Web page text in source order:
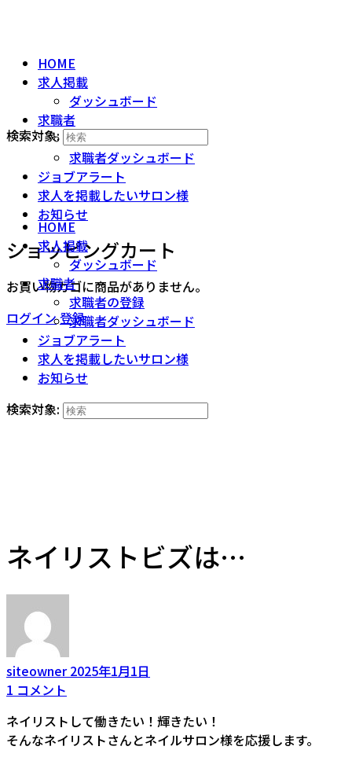
HOME
求人掲載
ダッシュボード
求職者
求職者の登録
求職者ダッシュボード
ジョブアラート
求人を掲載したいサロン様
お知らせ
ショッピングカート
お買い物カゴに商品がありません。
ログイン登録
検索対象:
HOME
求人掲載
ダッシュボード
求職者
求職者の登録
求職者ダッシュボード
ジョブアラート
求人を掲載したいサロン様
お知らせ
検索対象:
ネイリストビズは…
siteowner2025年1月1日
1 コメント
ネイリストして働きたい！輝きたい！
そんなネイリストさんとネイルサロン様を応援します。